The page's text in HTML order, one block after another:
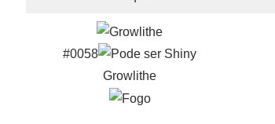
#0058
Growlithe